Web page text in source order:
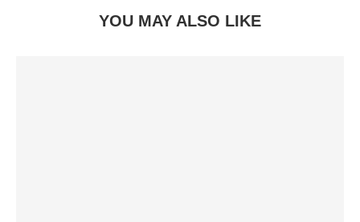
YOU MAY ALSO LIKE